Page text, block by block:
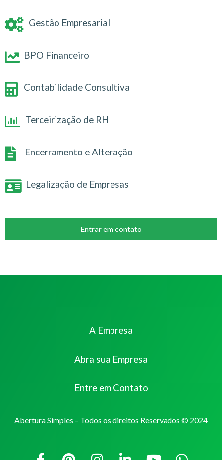
Gestão Empresarial
BPO Financeiro
Contabilidade Consultiva
Terceirização de RH
Encerramento e Alteração
Legalização de Empresas
Entrar em contato
A Empresa
Abra sua Empresa
Entre em Contato
Abertura Simples – Todos os direitos Reservados © 2024